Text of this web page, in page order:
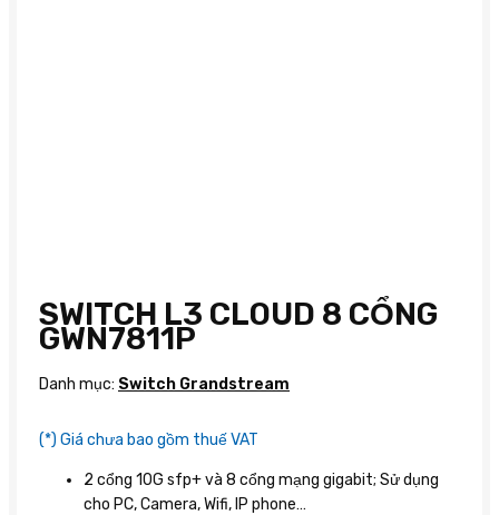
SWITCH L3 CLOUD 8 CỔNG
GWN7811P
Danh mục: Switch Grandstream
(*) Giá chưa bao gồm thuế VAT
2 cổng 10G sfp+ và 8 cổng mạng gigabit; Sử dụng
cho PC, Camera, Wifi, IP phone…